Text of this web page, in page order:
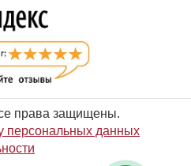
права защищены.
персональных данных